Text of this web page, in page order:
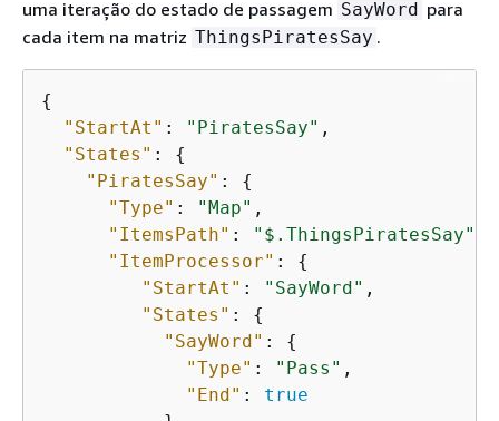
uma iteração do estado de passagem SayWord para
cada item na matriz ThingsPiratesSay .
{
"StartAt" : "PiratesSay" ,
"States" : {
"PiratesSay" : {
"Type" : "Map" ,
"ItemsPath" : "$.ThingsPiratesSay"
"ItemProcessor" : {
"StartAt" : "SayWord" ,
"States" : {
"SayWord" : {
"Type" : "Pass" ,
"End" : true